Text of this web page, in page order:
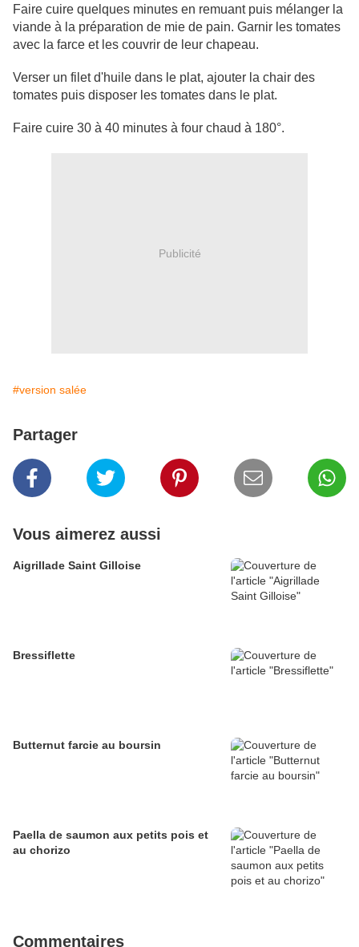
Faire cuire quelques minutes en remuant puis mélanger la
viande à la préparation de mie de pain. Garnir les tomates
avec la farce et les couvrir de leur chapeau.
Verser un filet d'huile dans le plat, ajouter la chair des
tomates puis disposer les tomates dans le plat.
Faire cuire 30 à 40 minutes à four chaud à 180°.
Publicité
#version salée
Partager
Vous aimerez aussi
Aigrillade Saint Gilloise
Bressiflette
Butternut farcie au boursin
Paella de saumon aux petits pois et
au chorizo
Commentaires